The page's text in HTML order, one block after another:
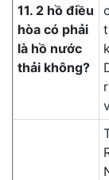
11. 2 hồ điều
hòa có phải
là hồ nước
thải không?